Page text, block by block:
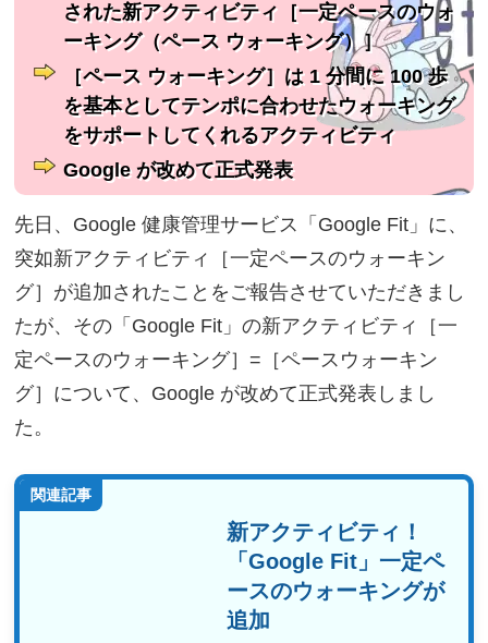
された新アクティビティ［一定ペースのウォ
ーキング（ペース ウォーキング）］
［ペース ウォーキング］は 1 分間に 100 歩
を基本としてテンポに合わせたウォーキング
をサポートしてくれるアクティビティ
Google が改めて正式発表
先日、Google 健康管理サービス「Google Fit」に、
突如新アクティビティ［一定ペースのウォーキン
グ］が追加されたことをご報告させていただきまし
たが、その「Google Fit」の新アクティビティ［一
定ペースのウォーキング］=［ペースウォーキン
グ］について、Google が改めて正式発表しまし
た。
関連記事
新アクティビティ！
「Google Fit」一定ペ
ースのウォーキングが
追加